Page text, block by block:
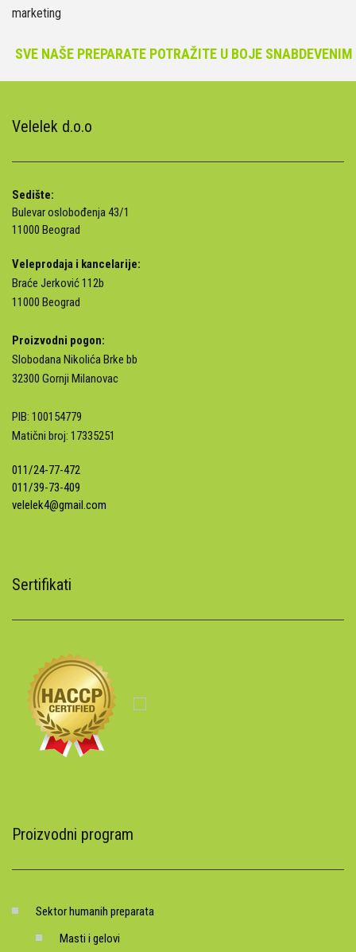
marketing
NAŠE PREPARATE POTRAŽITE U BOJE SNABDEVENIM
Velelek d.o.o
Sedište:
Bulevar oslobođenja 43/1
11000 Beograd
Veleprodaja i kancelarije:
Braće Jerković 112b
11000 Beograd
Proizvodni pogon:
Slobodana Nikolića Brke bb
32300 Gornji Milanovac
PIB: 100154779
Matični broj: 17335251
011/24-77-472
011/39-73-409
velelek4@gmail.com
Sertifikati
Proizvodni program
Sektor humanih preparata
Masti i gelovi